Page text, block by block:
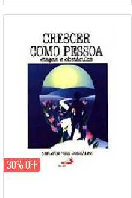
30% OFF